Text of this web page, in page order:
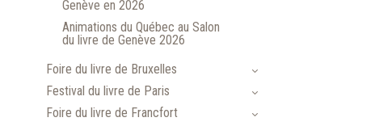
Genève en 2026
Animations du Québec au Salon
du livre de Genève 2026
Foire du livre de Bruxelles
Festival du livre de Paris
Foire du livre de Francfort